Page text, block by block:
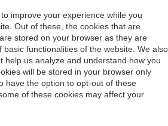
functionalities of the website. We also
help us analyze and understand how you
will be stored in your browser only
have the option to opt-out of these
of these cookies may affect your
essential for the website to function
basic functionalities and security